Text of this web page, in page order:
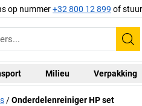
op nummer+32 800 12 899 of
Milieu Verpakking
Onderdelenreiniger HP set